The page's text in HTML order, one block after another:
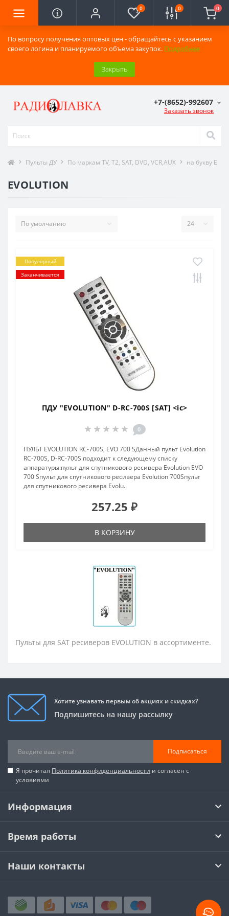
По вопросу получения оптовых цен - обращайтесь с указанием
своего логина и планируемого объема закупок. Подробнее
Закрыть
0 0 0
+7-(8652)-992607
Заказать звонок
Пульты ДУ По маркам TV, T2, SAT, DVD, VCR,AUX на букву E
EVOLUTION
Популярный
Заканчивается
ПДУ "EVOLUTION" D-RC-700S [SAT] <ic>
0
ПУЛЬТ EVOLUTION RC-700S, EVO 700 SДанный пульт Evolution
RC-700S, D-RC-700S подходит к следующему списку
аппаратуры:пульт для спутникового ресивера Evolution EVO
700 Sпульт для спутникового ресивера Evolution 700Sпульт
для спутникового ресивера Evolu..
257.25 ₽
В КОРЗИНУ
Пульты для SAT ресиверов EVOLUTION в ассортименте.
Хотите узнавать первым об акциях и скидках?
Подпишитесь на нашу рассылку
Подписаться
Я прочитал Политика конфиденциальности и согласен с
условиями
Информация
Время работы
Наши контакты